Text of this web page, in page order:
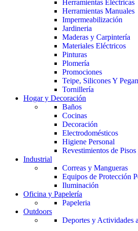
Herramientas Eléctricas
Herramientas Manuales
Impermeabilización
Jardineria
Maderas y Carpintería
Materiales Eléctricos
Pinturas
Plomería
Promociones
Teipe, Silicones Y
Tornillería
Hogar y Decoración
Baños
Cocinas
Decoración
Electrodomésticos
Higiene Personal
Revestimientos de Pisos
Industrial
Correas y Mangueras
Equipos de Protección
Iluminación
Oficina y Papelería
Papeleria
Outdoors
Deportes y Actividades